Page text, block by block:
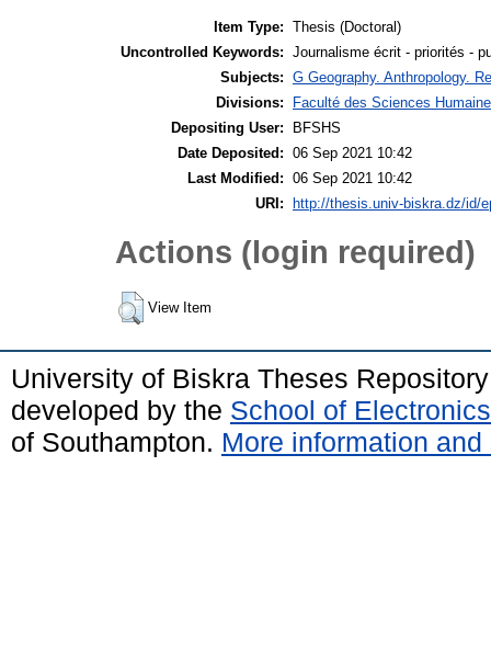
Item Type: Thesis (Doctoral)
Uncontrolled Keywords: Journalisme écrit - priorités -
Subjects: G Geography. Anthropology.
Divisions:
Faculté des Sciences
Depositing User:
BFSHS
Date Deposited: 06 Sep 2021 10:42
Last Modified: 06 Sep 2021 10:42
URI:
http://thesis.univ-biskra.dz/id/
Actions (login required)
View Item
University of Biskra Theses
developed by the School of
of Southampton. More information